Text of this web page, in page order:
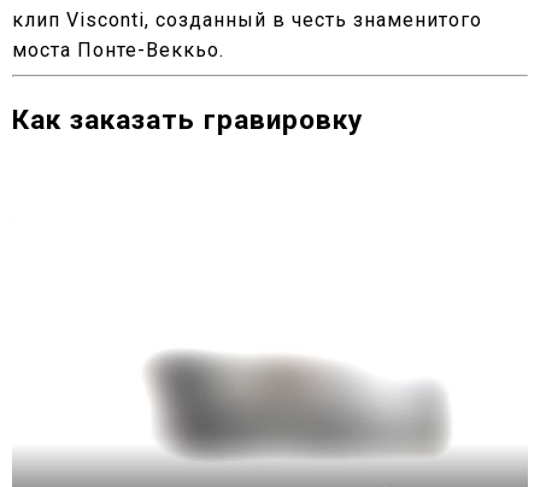
клип Visconti, созданный в честь знаменитого
моста Понте-Веккьо.
Как заказать гравировку